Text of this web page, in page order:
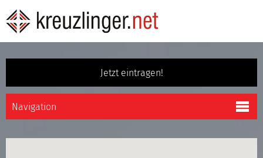
Jetzt eintragen!